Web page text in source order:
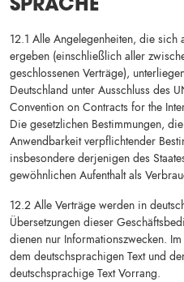
SPRACHE
12.1 Alle Angelegenheiten, die
ergeben (einschließlich aller
geschlossenen Verträge),
Deutschland unter Ausschluss des
Convention on Contracts for the
Die gesetzlichen Bestimmungen,
Anwendbarkeit verpflichtender
insbesondere derjenigen des
gewöhnlichen Aufenthalt als
12.2 Alle Verträge werden in
Übersetzungen dieser
dienen nur Informationszwecken.
dem deutschsprachigen Text und
deutschsprachige Text Vorrang.